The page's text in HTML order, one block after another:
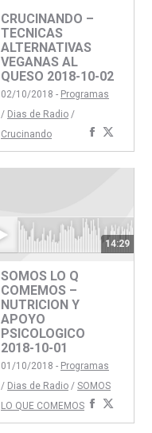
CRUCINANDO –
TECNICAS
ALTERNATIVAS
VEGANAS AL
QUESO 2018-10-02
02/10/2018 - Programas
/ Dias de Radio /
Crucinando
Compartir
concon
14:29
SOMOS LO Q
COMEMOS –
NUTRICION Y
APOYO
PSICOLOGICO
2018-10-01
01/10/2018 - Programas
/ Dias de Radio / SOMOS
LO QUE COMEMOS
Compartir
concon